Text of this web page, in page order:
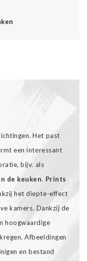
Het past
een interessant
bijv. als
de keuken. Prints
het diepte-effect
kamers. Dankzij de
hoogwaardige
Afbeeldingen
en bestand